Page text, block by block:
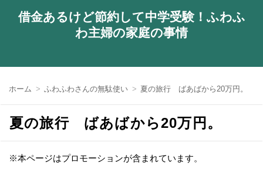
借金あるけど節約して中学受験！ふわふ
わ主婦の家庭の事情
ホーム ふわふわさんの無駄使い 夏の旅行 ばあばから20万円。
夏の旅行 ばあばから20万円。
※本ページはプロモーションが含まれています。